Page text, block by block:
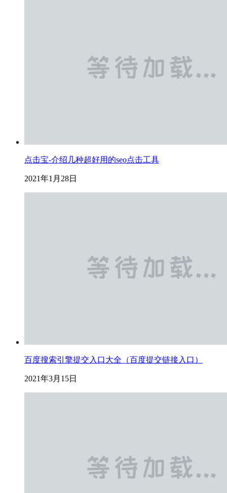
点击宝-介绍几种超好用的seo点击工具
2021年1月28日
百度搜索引擎提交入口大全（百度提交链接入口）
2021年3月15日